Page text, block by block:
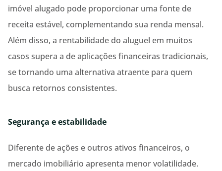
imóvel alugado pode proporcionar uma fonte de
receita estável, complementando sua renda mensal.
Além disso, a rentabilidade do aluguel em muitos
casos supera a de aplicações financeiras tradicionais,
se tornando uma alternativa atraente para quem
busca retornos consistentes.
Segurança e estabilidade
Diferente de ações e outros ativos financeiros, o
mercado imobiliário apresenta menor volatilidade.